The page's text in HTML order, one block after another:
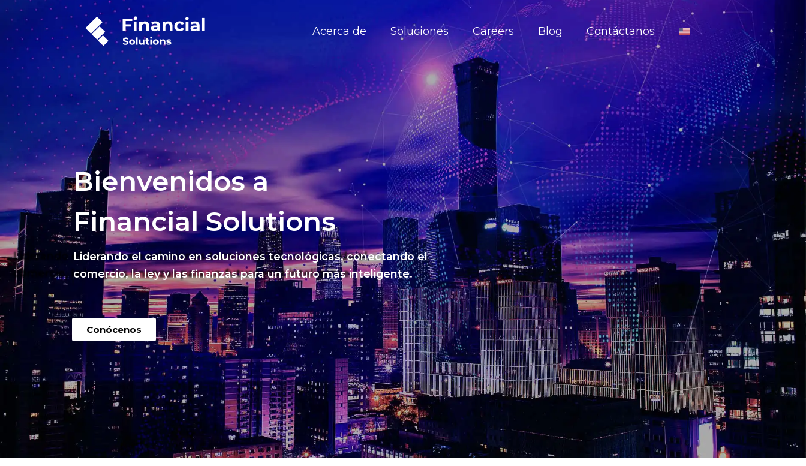
Acerca de Soluciones Careers Blog Contáctanos
Bienvenidos a
Financial Solutions
Liderando el camino en soluciones tecnológicas, conectando el
comercio, la ley y las finanzas para un futuro más inteligente.
Conócenos